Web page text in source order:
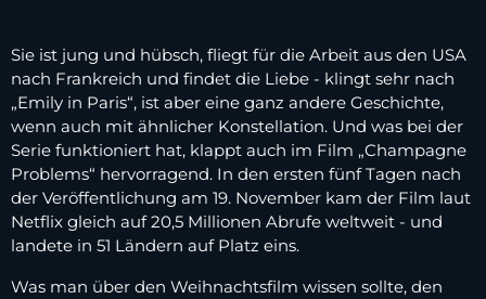
Sie ist jung und hübsch, fliegt für die Arbeit aus den USA
nach Frankreich und findet die Liebe - klingt sehr nach
„Emily in Paris“, ist aber eine ganz andere Geschichte,
wenn auch mit ähnlicher Konstellation. Und was bei der
Serie funktioniert hat, klappt auch im Film „Champagne
Problems“ hervorragend. In den ersten fünf Tagen nach
der Veröffentlichung am 19. November kam der Film laut
Netflix gleich auf 20,5 Millionen Abrufe weltweit - und
landete in 51 Ländern auf Platz eins.
Was man über den Weihnachtsfilm wissen sollte, den